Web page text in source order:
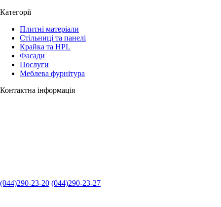
Категорії
Плитні матеріали
Стільниці та панелі
Крайка та HPL
Фасади
Послуги
Меблева фурнітура
Контактна інформація
(044)290-23-20 (044)290-23-27